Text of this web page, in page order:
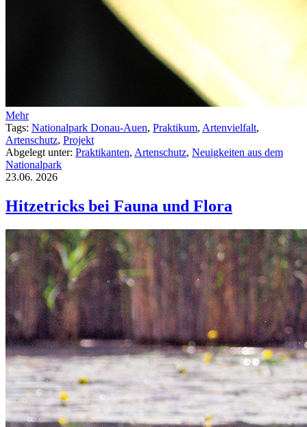
Mehr
Tags: Nationalpark Donau-Auen, Praktikum, Artenvielfalt,
Artenschutz, Projekt
Abgelegt unter: Praktikanten, Artenschutz, Neuigkeiten aus dem
Nationalpark
23.06. 2026
Hitzetricks bei Fauna und Flora